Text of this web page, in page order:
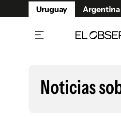
Uruguay Argentina
Beneficios Member
Noticias